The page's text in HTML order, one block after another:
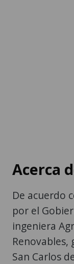
Acerca
De acuerdo
por el
ingeniera
Renovables,
San Carlos